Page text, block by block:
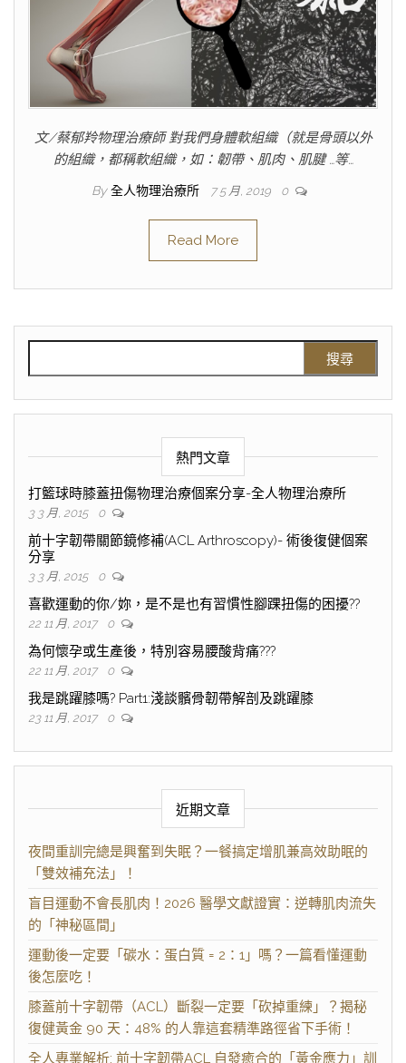
文/蔡郁羚物理治療師 對我們身體軟組織（就是骨頭以外
的組織，都稱軟組織，如：韌帶、肌肉、肌腱 …等…
By 全人物理治療所 7 5 月, 2019 0
Read More
熱門文章
打籃球時膝蓋扭傷物理治療個案分享-全人物理治療所
3 3 月, 2015 0
前十字韌帶關節鏡修補(ACL Arthroscopy)- 術後復健個案
分享
3 3 月, 2015 0
喜歡運動的你/妳，是不是也有習慣性腳踝扭傷的困擾??
22 11 月, 2017 0
為何懷孕或生產後，特別容易腰酸背痛???
22 11 月, 2017 0
我是跳躍膝嗎? Part1:淺談髕骨韌帶解剖及跳躍膝
23 11 月, 2017 0
近期文章
夜間重訓完總是興奮到失眠？一餐搞定增肌兼高效助眠的
「雙效補充法」！
盲目運動不會長肌肉！2026 醫學文獻證實：逆轉肌肉流失
的「神秘區間」
運動後一定要「碳水：蛋白質 = 2：1」嗎？一篇看懂運動
後怎麼吃！
膝蓋前十字韌帶（ACL）斷裂一定要「砍掉重練」？揭秘
復健黃金 90 天：48% 的人靠這套精準路徑省下手術！
全人專業解析: 前十字韌帶ACL 自發癒合的「黃金應力」訓